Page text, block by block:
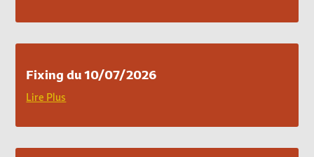
Fixing du 10/07/2026
Lire Plus